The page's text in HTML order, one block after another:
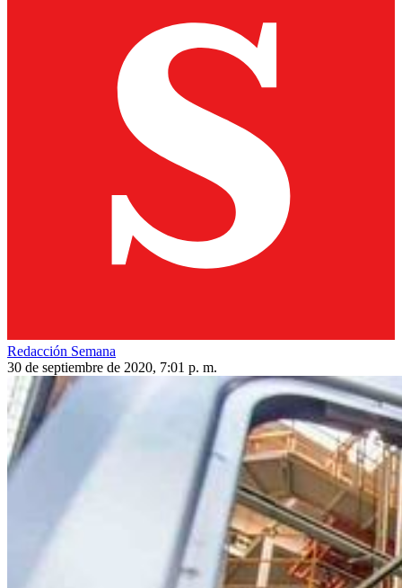
Redacción Semana
30 de septiembre de 2020, 7:01 p. m.